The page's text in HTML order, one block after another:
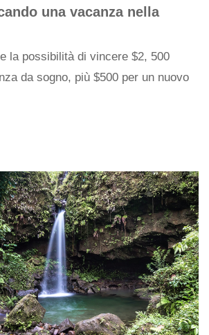
una vacanza nella
la possibilità di vincere $2, 500
da sogno, più $500 per un nuovo